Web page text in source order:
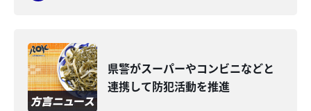
県警がスーパーやコンビニなどと
連携して防犯活動を推進